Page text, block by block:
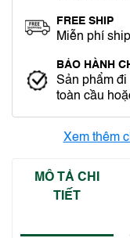
FREE SHIP
Miễn phí
BẢO HÀNH
Sản phẩm đi
toàn cầu
Xem thêm
MÔ TẢ CHI
TIẾT